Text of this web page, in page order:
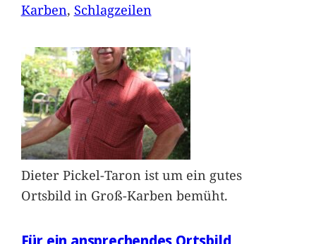
Karben, Schlagzeilen
Dieter Pickel-Taron ist um ein gutes
Ortsbild in Groß-Karben bemüht.